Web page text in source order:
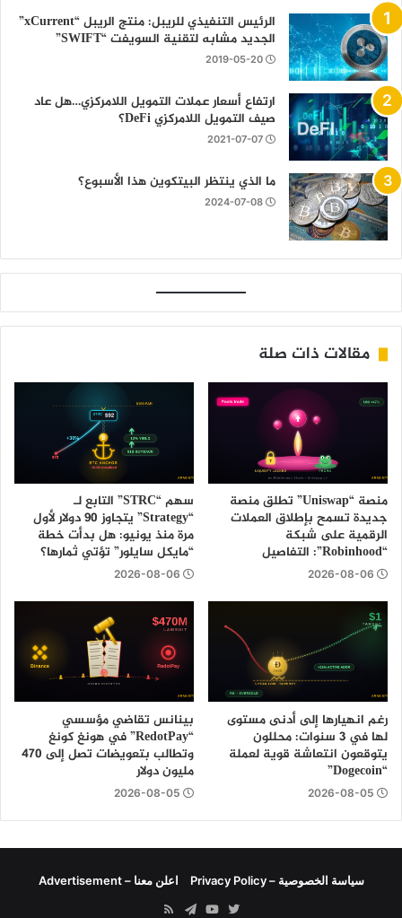
الرئيس التنفيذي للريبل: منتج الريبل “xCurrent”
الجديد مشابه لتقنية السويفت “SWIFT”
2019-05-20
ارتفاع أسعار عملات التمويل اللامركزي…هل عاد
صيف التمويل اللامركزي DeFi؟
2021-07-07
ما الذي ينتظر البيتكوين هذا الأسبوع؟
2024-07-08
مقالات ذات صلة
منصة “Uniswap” تطلق منصة
جديدة تسمح بإطلاق العملات
الرقمية على شبكة
“Robinhood”: التفاصيل
2026-08-06
سهم “STRC” التابع لـ
“Strategy” يتجاوز 90 دولار لأول
مرة منذ يونيو: هل بدأت خطة
“مايكل سايلور” تؤتي ثمارها؟
2026-08-06
رغم انهيارها إلى أدنى مستوى
لها في 3 سنوات: محللون
يتوقعون انتعاشة قوية لعملة
“Dogecoin”
2026-08-05
بينانس تقاضي مؤسسي
“RedotPay” في هونغ كونغ
وتطالب بتعويضات تصل إلى 470
مليون دولار
2026-08-05
سياسة الخصوصية – Privacy Policy اعلن معنا – Advertisement